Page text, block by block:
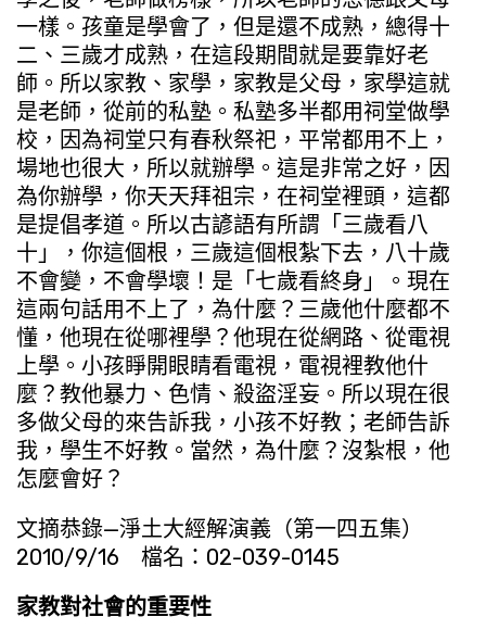
一樣。孩童是學會了，但是還不成熟，總得十
二、三歲才成熟，在這段期間就是要靠好老
師。所以家教、家學，家教是父母，家學這就
是老師，從前的私塾。私塾多半都用祠堂做學
校，因為祠堂只有春秋祭祀，平常都用不上，
場地也很大，所以就辦學。這是非常之好，因
為你辦學，你天天拜祖宗，在祠堂裡頭，這都
是提倡孝道。所以古諺語有所謂「三歲看八
十」，你這個根，三歲這個根紮下去，八十歲
不會變，不會學壞！是「七歲看終身」。現在
這兩句話用不上了，為什麼？三歲他什麼都不
懂，他現在從哪裡學？他現在從網路、從電視
上學。小孩睜開眼睛看電視，電視裡教他什
麼？教他暴力、色情、殺盜淫妄。所以現在很
多做父母的來告訴我，小孩不好教；老師告訴
我，學生不好教。當然，為什麼？沒紮根，他
怎麼會好？
文摘恭錄—淨土大經解演義（第一四五集）
2010/9/16 檔名：02-039-0145
家教對社會的重要性